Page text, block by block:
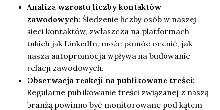
Analiza wzrostu liczby kontaktów
zawodowych: Śledzenie liczby osób w naszej
sieci kontaktów, zwłaszcza na platformach
takich jak LinkedIn, może pomóc ocenić, jak
nasza autopromocja wpływa na budowanie
relacji zawodowych.
Obserwacja reakcji na publikowane treści:
Regularne publikowanie treści związanej z naszą
branżą powinno być monitorowane pod kątem